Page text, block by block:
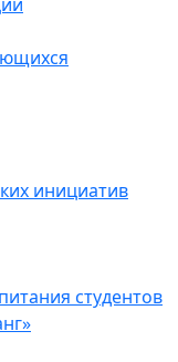
инициатив
студентов